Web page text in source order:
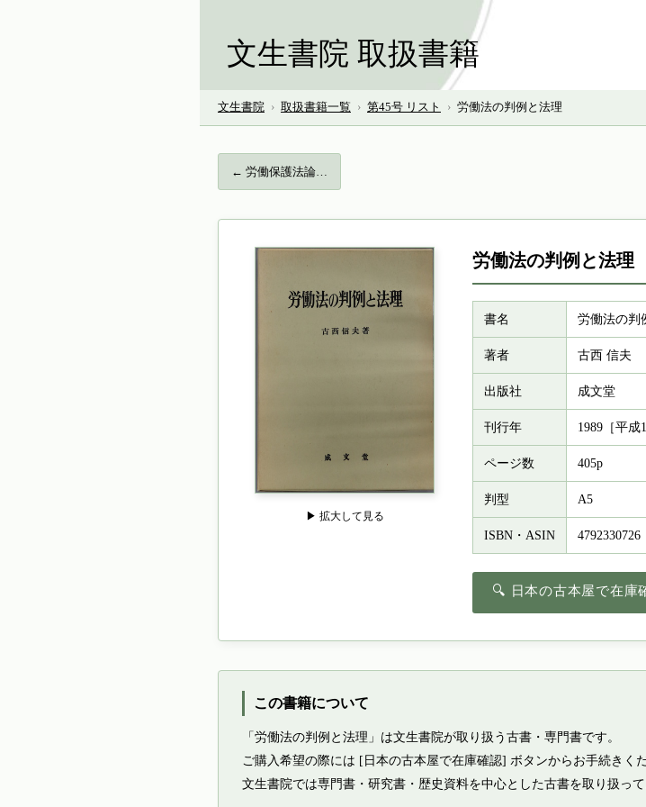
文生書院 取扱書籍
文生書院 › 取扱書籍一覧 › 第45号 リスト › 労働法の判例と法理
← 労働保護法論…
▶ 拡大して見る
労働法の判例と法理
書名 労働法の判
著者 古西 信夫
出版社 成文堂
刊行年 1989［平成
ページ数 405p
判型 A5
ISBN・ASIN 4792330726
🔍 日本の古本屋で在庫
この書籍について
「労働法の判例と法理」は文生書院が取り扱う古書・専門書です。
ご購入希望の際には [日本の古本屋で在庫確認] ボタンからお手続きく
文生書院では専門書・研究書・歴史資料を中心とした古書を取り扱っ